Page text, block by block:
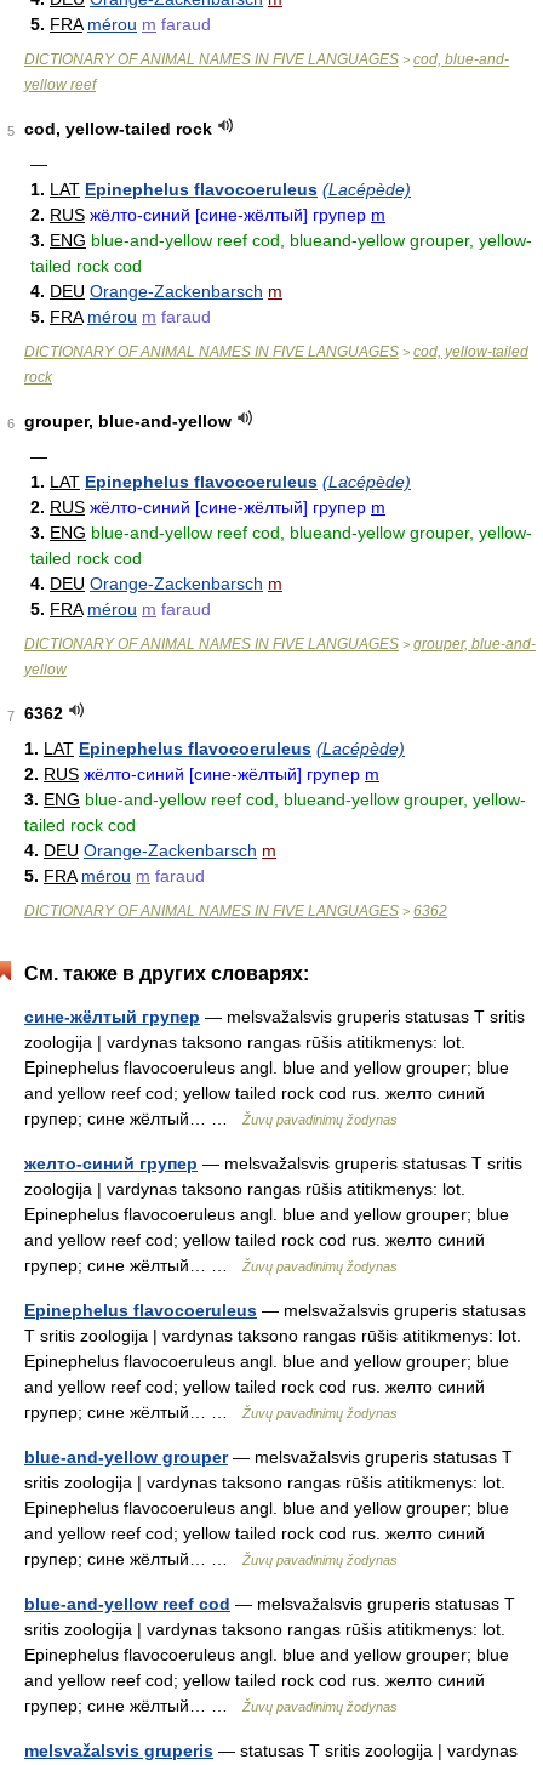
5. FRA mérou m faraud
DICTIONARY OF ANIMAL NAMES IN FIVE LANGUAGES > cod, blue-and-
yellow reef
5
cod, yellow-tailed rock
—
1. LAT Epinephelus flavocoeruleus (Lacépède)
2. RUS жёлто-синий [сине-жёлтый] групер m
3. ENG blue-and-yellow reef cod, blueand-yellow grouper, yellow-
tailed rock cod
4. DEU Orange-Zackenbarsch m
5. FRA mérou m faraud
DICTIONARY OF ANIMAL NAMES IN FIVE LANGUAGES > cod, yellow-tailed
rock
6
grouper, blue-and-yellow
—
1. LAT Epinephelus flavocoeruleus (Lacépède)
2. RUS жёлто-синий [сине-жёлтый] групер m
3. ENG blue-and-yellow reef cod, blueand-yellow grouper, yellow-
tailed rock cod
4. DEU Orange-Zackenbarsch m
5. FRA mérou m faraud
DICTIONARY OF ANIMAL NAMES IN FIVE LANGUAGES > grouper, blue-and-
yellow
7
6362
1. LAT Epinephelus flavocoeruleus (Lacépède)
2. RUS жёлто-синий [сине-жёлтый] групер m
3. ENG blue-and-yellow reef cod, blueand-yellow grouper, yellow-
tailed rock cod
4. DEU Orange-Zackenbarsch m
5. FRA mérou m faraud
DICTIONARY OF ANIMAL NAMES IN FIVE LANGUAGES > 6362
См. также в других словарях:
сине-жёлтый групер — melsvažalsvis gruperis statusas T sritis
zoologija | vardynas taksono rangas rūšis atitikmenys: lot.
Epinephelus flavocoeruleus angl. blue and yellow grouper; blue
and yellow reef cod; yellow tailed rock cod rus. желто синий
групер; сине жёлтый… …
Žuvų pavadinimų žodynas
желто-синий групер — melsvažalsvis gruperis statusas T sritis
zoologija | vardynas taksono rangas rūšis atitikmenys: lot.
Epinephelus flavocoeruleus angl. blue and yellow grouper; blue
and yellow reef cod; yellow tailed rock cod rus. желто синий
групер; сине жёлтый… …
Žuvų pavadinimų žodynas
Epinephelus flavocoeruleus — melsvažalsvis gruperis statusas
T sritis zoologija | vardynas taksono rangas rūšis atitikmenys: lot.
Epinephelus flavocoeruleus angl. blue and yellow grouper; blue
and yellow reef cod; yellow tailed rock cod rus. желто синий
групер; сине жёлтый… …
Žuvų pavadinimų žodynas
blue-and-yellow grouper— melsvažalsvis gruperis statusas T
sritis zoologija | vardynas taksono rangas rūšis atitikmenys: lot.
Epinephelus flavocoeruleus angl. blue and yellow grouper; blue
and yellow reef cod; yellow tailed rock cod rus. желто синий
групер; сине жёлтый… …
Žuvų pavadinimų žodynas
blue-and-yellow reef cod — melsvažalsvis gruperis statusas T
sritis zoologija | vardynas taksono rangas rūšis atitikmenys: lot.
Epinephelus flavocoeruleus angl. blue and yellow grouper; blue
and yellow reef cod; yellow tailed rock cod rus. желто синий
групер; сине жёлтый… …
Žuvų pavadinimų žodynas
melsvažalsvis gruperis — statusas T sritis zoologija | vardynas